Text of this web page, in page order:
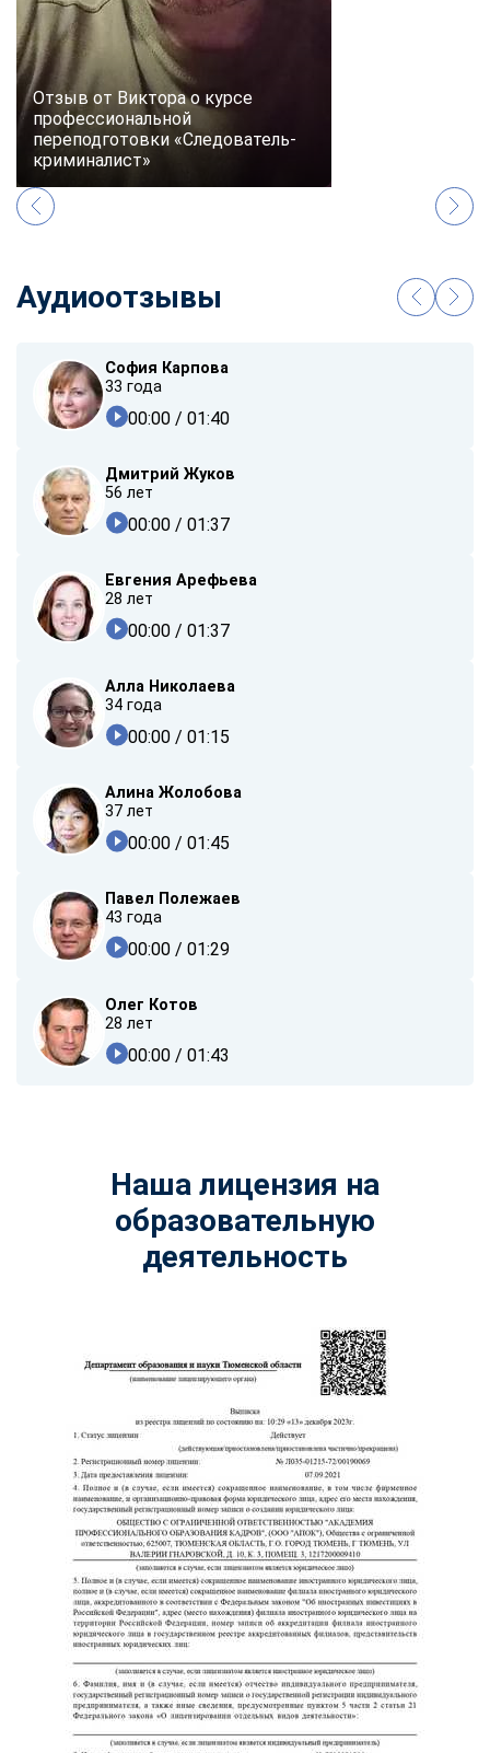
Отзыв от Виктора о курсе
профессиональной
переподготовки «Следователь-
криминалист»
Аудиоотзывы
София Карпова
33 года
00:00 / 01:40
Дмитрий Жуков
56 лет
00:00 / 01:37
Евгения Арефьева
28 лет
00:00 / 01:37
Алла Николаева
34 года
00:00 / 01:15
Алина Жолобова
37 лет
00:00 / 01:45
Павел Полежаев
43 года
00:00 / 01:29
Олег Котов
28 лет
00:00 / 01:43
Наша лицензия на
образовательную
деятельность